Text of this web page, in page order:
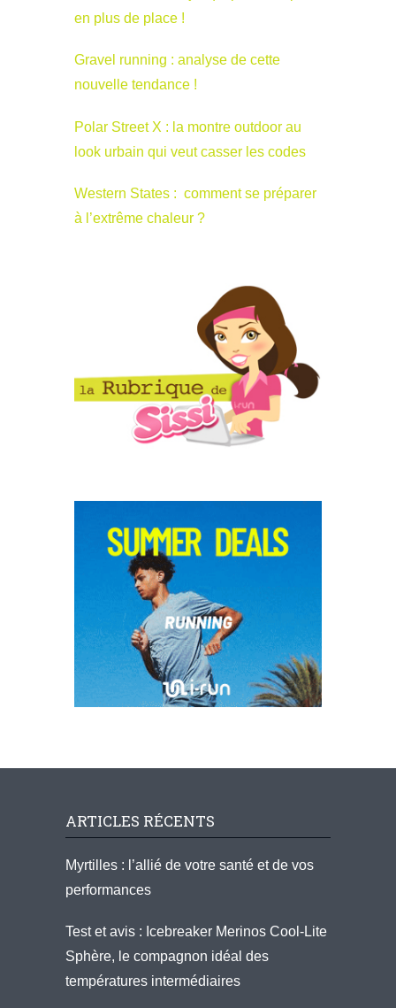
en plus de place !
Gravel running : analyse de cette
nouvelle tendance !
Polar Street X : la montre outdoor au
look urbain qui veut casser les codes
Western States : comment se préparer
à l’extrême chaleur ?
ARTICLES RÉCENTS
Myrtilles : l’allié de votre santé et de vos
performances
Test et avis : Icebreaker Merinos Cool-Lite
Sphère, le compagnon idéal des
températures intermédiaires